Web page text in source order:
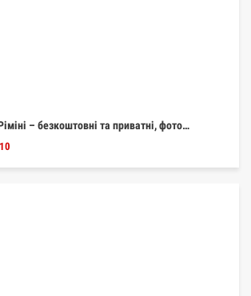
– безкоштовні та приватні, фото…